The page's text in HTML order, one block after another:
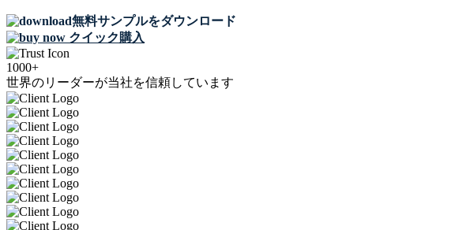
無料サンプルをダウンロード
クイック購入
1000+
世界のリーダーが当社を信頼しています